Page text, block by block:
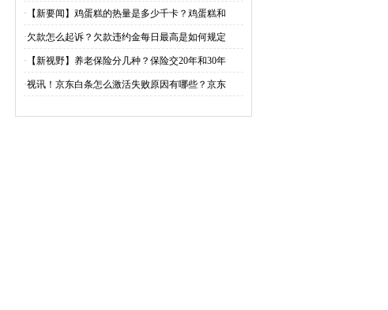
· 【新要闻】鸡蛋糕的热量是多少千卡？鸡蛋糕和
·欠款怎么起诉？欠款违约金每日最高是如何规定
· 【新视野】养老保险分几种？保险交20年和30年
·视讯！京东白条怎么激活失败原因有哪些？京东